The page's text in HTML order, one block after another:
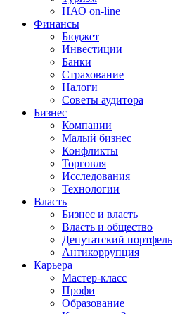
НАО on-line
Финансы
Бюджет
Инвестиции
Банки
Страхование
Налоги
Советы аудитора
Бизнес
Компании
Малый бизнес
Конфликты
Торговля
Исследования
Технологии
Власть
Бизнес и власть
Власть и общество
Депутатский портфель
Антикоррупция
Карьера
Мастер-класс
Профи
Образование